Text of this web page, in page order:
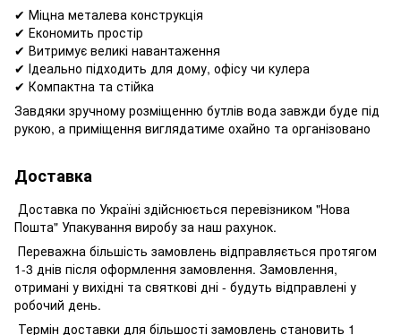
✔ Міцна металева конструкція
✔ Економить простір
✔ Витримує великі навантаження
✔ Ідеально підходить для дому, офісу чи кулера
✔ Компактна та стійка
Завдяки зручному розміщенню бутлів вода завжди буде під
рукою, а приміщення виглядатиме охайно та організовано
Доставка
Доставка по Україні здійснюється перевізником "Нова
Пошта" Упакування виробу за наш рахунок.
Переважна більшість замовлень відправляється протягом
1-3 днів після оформлення замовлення. Замовлення,
отримані у вихідні та святкові дні - будуть відправлені у
робочий день.
Термін доставки для більшості замовлень становить 1